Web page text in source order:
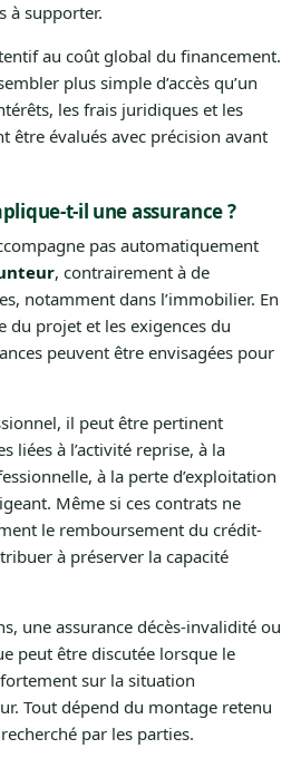
à supporter.
au coût global du financement.
plus simple d’accès qu’un
les frais juridiques et les
être évalués avec précision avant
t-il une assurance ?
pas automatiquement
, contrairement à de
notamment dans l’immobilier. En
du projet et les exigences du
peuvent être envisagées pour
il peut être pertinent
liées à l’activité reprise, à la
à la perte d’exploitation
Même si ces contrats ne
le remboursement du crédit-
à préserver la capacité
une assurance décès-invalidité ou
peut être discutée lorsque le
sur la situation
Tout dépend du montage retenu
par les parties.